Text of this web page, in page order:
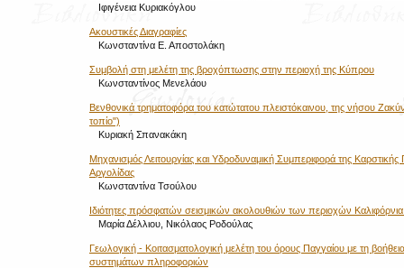
Ιφιγένεια Κυριακόγλου
Ακουστικές Διαγραφίες
Κωνσταντίνα Ε. Αποστολάκη
Συμβολή στη μελέτη της βροχόπτωσης στην περιοχή της Κύπρου
Κωνσταντίνος Μενελάου
Βενθονικά τρηματοφόρα του κατώτατου πλειστόκαινου, της νήσου
τοπίο")
Κυριακή Σπανακάκη
Μηχανισμός Λειτουργίας και Υδροδυναμική Συμπεριφορά της
Αργολίδας
Κωνσταντίνα Τσούλου
Ιδιότητες πρόσφατών σεισμικών ακολουθιών των περιοχών
Μαρία Δέλλιου, Νικόλαος Ροδούλας
Γεωλογική - Κοιτασματολογική μελέτη του όρους Παγγαίου με τη
συστημάτων πληροφοριών